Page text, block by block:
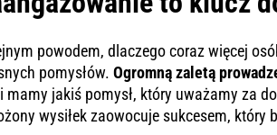
powodem, dlaczego coraz więcej
pomysłów.Ogromną zaletą
mamy jakiś pomysł, który uważamy za
wysiłek zaowocuje sukcesem, który